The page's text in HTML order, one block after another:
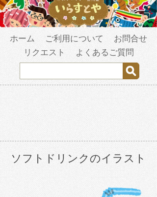
ホーム ご利用について
お問合せ
リクエスト
よくあるご質問
ソフトドリンクのイラスト